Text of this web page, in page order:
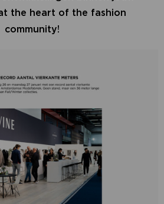
the heart of the fashion
community!